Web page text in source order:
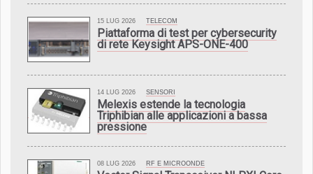
15 LUG 2026 TELECOM
Piattaforma di test per cybersecurity
di rete Keysight APS-ONE-400
14 LUG 2026 SENSORI
Melexis estende la tecnologia
Triphibian alle applicazioni a bassa
pressione
08 LUG 2026 RF E MICROONDE